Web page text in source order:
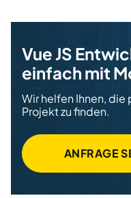
Vue JS
einfach mit
Wir helfen Ihnen, die
Projekt zu finden.
ANFRAGE